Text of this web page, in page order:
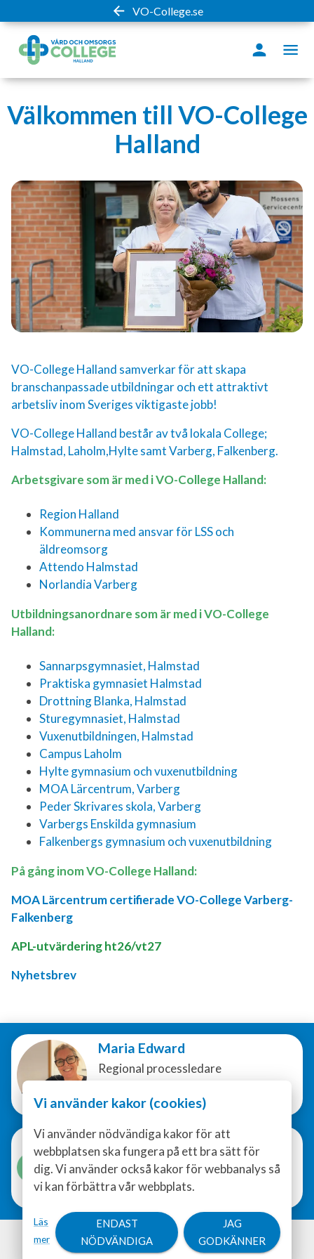
VO-College.se
Välkommen till VO-College
Halland
VO-College Halland samverkar för att skapa
branschanpassade utbildningar och ett attraktivt
arbetsliv inom Sveriges viktigaste jobb!
VO-College Halland består av två lokala College;
Halmstad, Laholm,Hylte samt Varberg, Falkenberg.
Arbetsgivare som är med i VO-College Halland:
Region Halland
Kommunerna med ansvar för LSS och
äldreomsorg
Attendo Halmstad
Norlandia Varberg
Utbildningsanordnare som är med i VO-College
Halland:
Sannarpsgymnasiet, Halmstad
Praktiska gymnasiet Halmstad
Drottning Blanka, Halmstad
Sturegymnasiet, Halmstad
Vuxenutbildningen, Halmstad
Campus Laholm
Hylte gymnasium och vuxenutbildning
MOA Lärcentrum, Varberg
Peder Skrivares skola, Varberg
Varbergs Enskilda gymnasium
Falkenbergs gymnasium och vuxenutbildning
På gång inom VO-College Halland:
MOA Lärcentrum certifierade VO-College Varberg-
Falkenberg
APL-utvärdering ht26/vt27
Nyhetsbrev
Maria Edward
Regional processledare
Ingemo Arnesdotter
Ordförande
E-POST
©2026 Föreningen Vård- och omsorgscollege
Vi använder kakor (cookies)
Vi använder nödvändiga kakor för att
webbplatsen ska fungera på ett bra sätt för
dig. Vi använder också kakor för webbanalys så
vi kan förbättra vår webbplats.
Läs
mer
ENDAST
NÖDVÄNDIGA
JAG
GODKÄNNER